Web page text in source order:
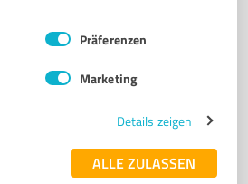
Präferenzen
Marketing
Details zeigen
ALLE ZULASSEN
Wohn(T)räume seit 2015
Partner für alle Fragen
GRUNDSTÜCK